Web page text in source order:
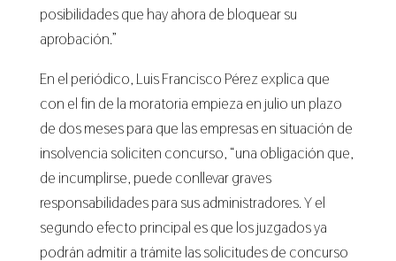
posibilidades que hay ahora de bloquear su
aprobación.”
En el periódico, Luis Francisco Pérez explica que
con el fin de la moratoria empieza en julio un plazo
de dos meses para que las empresas en situación de
insolvencia soliciten concurso, “una obligación que,
de incumplirse, puede conllevar graves
responsabilidades para sus administradores. Y el
segundo efecto principal es que los juzgados ya
podrán admitir a trámite las solicitudes de concurso